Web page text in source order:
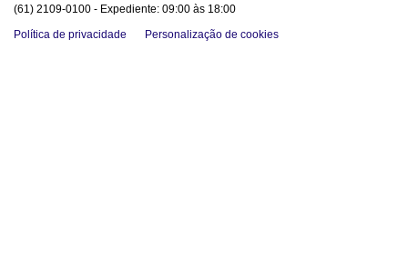
(61) 2109-0100 - Expediente: 09:00 às 18:00
Política de privacidade
Personalização de cookies